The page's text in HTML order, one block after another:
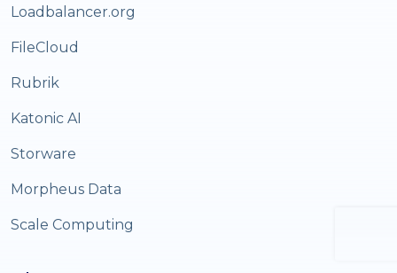
Loadbalancer.org
FileCloud
Rubrik
Katonic AI
Storware
Morpheus Data
Scale Computing